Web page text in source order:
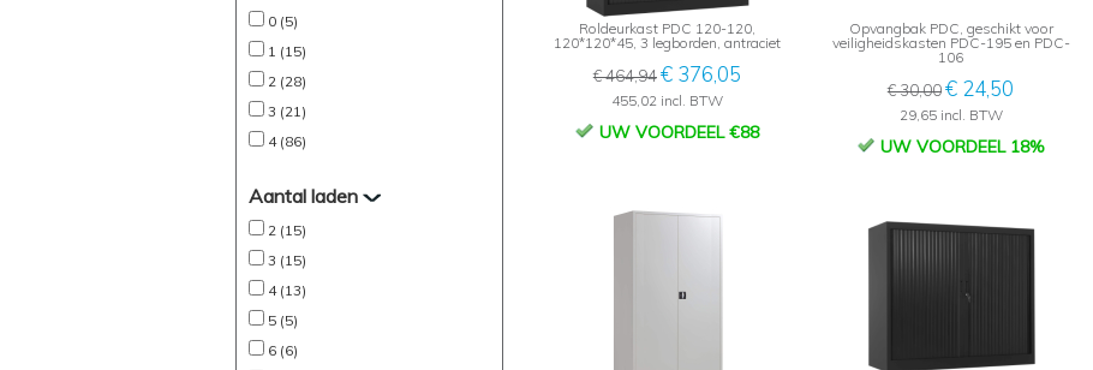
0 (5)
1 (15)
2 (28)
3 (21)
4 (86)
Aantal laden
2 (15)
3 (15)
4 (13)
5 (5)
6 (6)
Roldeurkast PDC 120-120,
120*120*45, 3 legborden, antraciet
€ 464,94€ 376,05
455,02 incl. BTW
UW VOORDEEL €88
Opvangbak PDC, geschikt voor
veiligheidskasten PDC-195 en PDC-
106
€ 30,00€ 24,50
29,65 incl. BTW
UW VOORDEEL 18%